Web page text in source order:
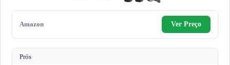
Amazon Ver Preço
Prós